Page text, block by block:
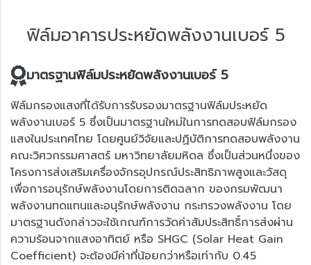
ฟิล์มอาคารประหยัดพลังงานเบอร์ 5
มาตรฐานฟิล์มประหยัดพลังงานเบอร์ 5
ฟิล์มกรองแสงที่ได้รับการรับรองมาตรฐานฟิล์มประหยัด
พลังงานเบอร์ 5 ซึ่งเป็นมาตรฐานใหม่ในการทดสอบฟิล์มกรอง
แสงในประเทศไทย โดยศูนย์วิจัยและปฏิบัติการทดสอบพลังงาน
คณะวิศวกรรมศาสตร์ มหาวิทยาลัยมหิดล ซึ่งเป็นส่วนหนึ่งของ
โครงการส่งเสริมเครื่องจักรอุปกรณ์ประสิทธิภาพสูงและวัสดุ
เพื่อการอนุรักษ์พลังงานโดยการติดฉลาก ของกรมพัฒนา
พลังงานทดแทนและอนุรักษ์พลังงาน กระทรวงพลังงาน โดย
มาตรฐานดังกล่าวจะใช้เกณฑ์การวัดค่าสัมประสิทธิ์การส่งผ่าน
ความร้อนจากแสงอาทิตย์ หรือ SHGC (Solar Heat Gain
Coefficient) จะต้องมีค่าที่น้อยกว่าหรือเท่ากับ 0.45